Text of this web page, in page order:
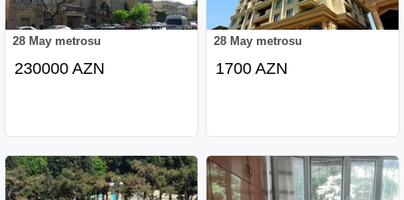
28 May metrosu
230000 AZN
28 May metrosu
1700 AZN